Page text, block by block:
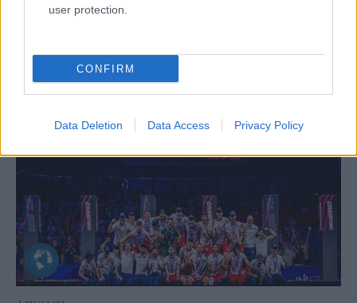
user protection.
CONFIRM
Data Deletion Data Access Privacy Policy